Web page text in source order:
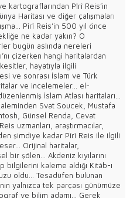
kartograflarından Pîrî Reis’in
Haritası ve diğer çalışmaları
Pîrî Reis’in 500 yıl önce
ne kadar yakın? O
bugün aslında nereleri
çizerken hangi haritalardan
hayatıyla ilgili
ve sonrası İslam ve Türk
ve incelemeler... el-
İslam Atlası haritaları...
Svat Soucek, Mustafa
Günsel Renda, Cevat
uzmanları, araştırmacılar,
şimdiye kadar Pîrî Reis ile ilgili
Orijinal haritalar,
bir şölen... Akdeniz kıyılarını
bilgilerini kaleme aldığı Kitâb-ı
oldu... Tesadüfen bulunan
yalnızca tek parçası günümüze
ve bilim adamı... Gerek